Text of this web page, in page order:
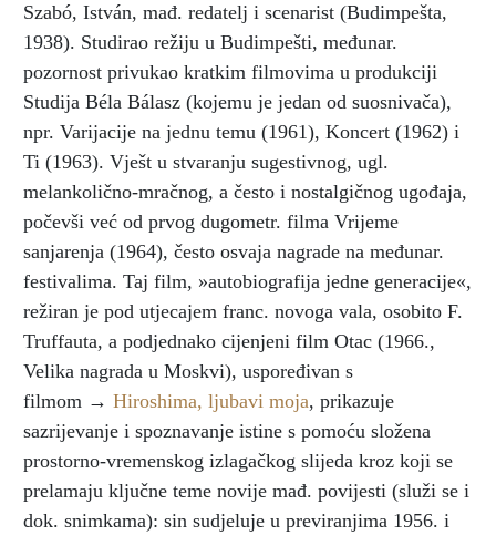
Szabó, István, mađ. redatelj i scenarist (Budimpešta,
1938). Studirao režiju u Budimpešti, međunar.
pozornost privukao kratkim filmovima u produkciji
Studija Béla Bálasz (kojemu je jedan od suosnivača),
npr. Varijacije na jednu temu (1961), Koncert (1962) i
Ti (1963). Vješt u stvaranju sugestivnog, ugl.
melankolično-mračnog, a često i nostalgičnog ugođaja,
počevši već od prvog dugometr. filma Vrijeme
sanjarenja (1964), često osvaja nagrade na međunar.
festivalima. Taj film, »autobiografija jedne generacije«,
režiran je pod utjecajem franc. novoga vala, osobito F.
Truffauta, a podjednako cijenjeni film Otac (1966.,
Velika nagrada u Moskvi), uspoređivan s
filmom → Hiroshima, ljubavi moja, prikazuje
sazrijevanje i spoznavanje istine s pomoću složena
prostorno-vremenskog izlagačkog slijeda kroz koji se
prelamaju ključne teme novije mađ. povijesti (služi se i
dok. snimkama): sin sudjeluje u previranjima 1956. i